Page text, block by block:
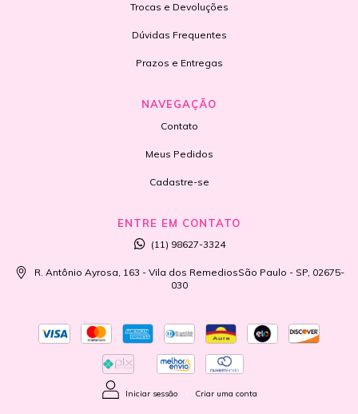
Trocas e Devoluções
Dúvidas Frequentes
Prazos e Entregas
NAVEGAÇÃO
Contato
Meus Pedidos
Cadastre-se
ENTRE EM CONTATO
(11) 98627-3324
R. Antônio Ayrosa, 163 - Vila dos RemediosSão Paulo - SP, 02675-
030
Iniciar sessão Criar uma conta